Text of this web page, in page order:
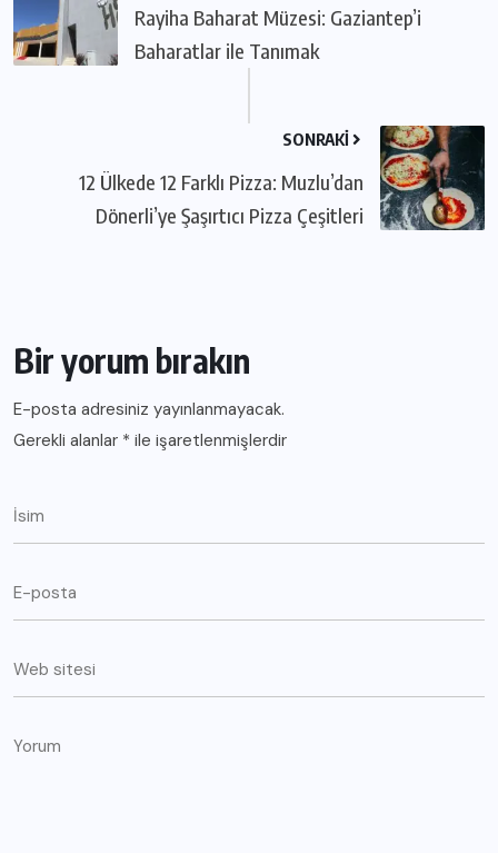
Rayiha Baharat Müzesi: Gaziantep’i
Baharatlar ile Tanımak
SONRAKI
12 Ülkede 12 Farklı Pizza: Muzlu’dan
Dönerli’ye Şaşırtıcı Pizza Çeşitleri
Bir yorum bırakın
E-posta adresiniz yayınlanmayacak.
Gerekli alanlar * ile işaretlenmişlerdir